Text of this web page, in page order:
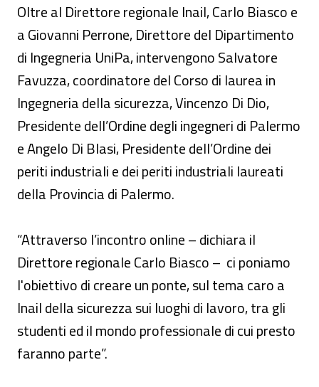
Oltre al Direttore regionale Inail, Carlo Biasco e
a Giovanni Perrone, Direttore del Dipartimento
di Ingegneria UniPa, intervengono Salvatore
Favuzza, coordinatore del Corso di laurea in
Ingegneria della sicurezza, Vincenzo Di Dio,
Presidente dell’Ordine degli ingegneri di Palermo
e Angelo Di Blasi, Presidente dell’Ordine dei
periti industriali e dei periti industriali laureati
della Provincia di Palermo.
“Attraverso l’incontro online – dichiara il
Direttore regionale Carlo Biasco – ci poniamo
l'obiettivo di creare un ponte, sul tema caro a
Inail della sicurezza sui luoghi di lavoro, tra gli
studenti ed il mondo professionale di cui presto
faranno parte”.